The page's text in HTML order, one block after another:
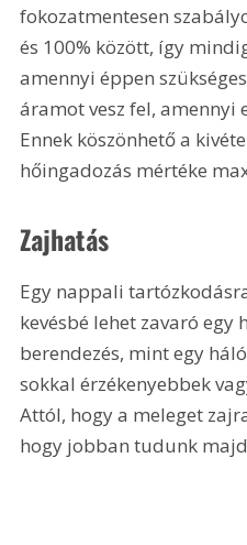
fokozatmentesen
és 100% között, így
amennyi éppen
áramot vesz fel, amennyi
Ennek köszönhető a
hőingadozás mértéke
Zajhatás
Egy nappali
kevésbé lehet zavaró egy
berendezés, mint egy
sokkal érzékenyebbek
Attól, hogy a meleget
hogy jobban tudunk